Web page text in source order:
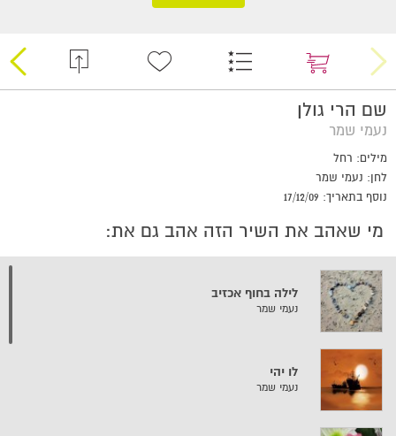
שם הרי גולן
נעמי שמר
מילים: רחל
לחן: נעמי שמר
נוסף בתאריך: 17/12/09
מי שאהב את השיר הזה אהב גם את:
לילה בחוף אכזיב
נעמי שמר
לו יהי
נעמי שמר